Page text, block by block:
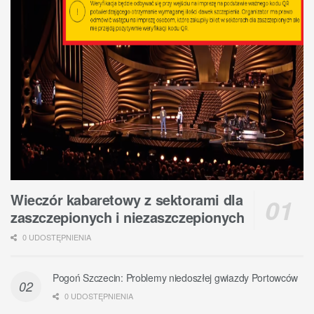
Wieczór kabaretowy z sektorami dla
zaszczepionych i niezaszczepionych
0 UDOSTĘPNIENIA
Pogoń Szczecin: Problemy niedoszłej gwiazdy Portowców
0 UDOSTĘPNIENIA